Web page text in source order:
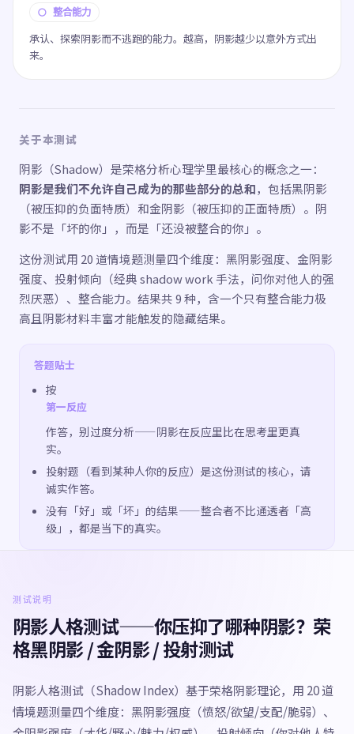
🌕 整合能力
承认、探索阴影而不逃跑的能力。越高，阴影越少以意外方式出
来。
关于本测试
阴影（Shadow）是荣格分析心理学里最核心的概念之一：
阴影是我们不允许自己成为的那些部分的总和，包括黑阴影
（被压抑的负面特质）和金阴影（被压抑的正面特质）。阴
影不是「坏的你」，而是「还没被整合的你」。
这份测试用 20 道情境题测量四个维度：黑阴影强度、金阴影
强度、投射倾向（经典 shadow work 手法，问你对他人的强
烈厌恶）、整合能力。结果共 9 种，含一个只有整合能力极
高且阴影材料丰富才能触发的隐藏结果。
答题贴士
按
第一反应
作答，别过度分析——阴影在反应里比在思考里更真
实。
投射题（看到某种人你的反应）是这份测试的核心，请
诚实作答。
没有「好」或「坏」的结果——整合者不比通透者「高
级」，都是当下的真实。
测试说明
阴影人格测试——你压抑了哪种阴影？荣
格黑阴影 / 金阴影 / 投射测试
阴影人格测试（Shadow Index）基于荣格阴影理论，用 20 道
情境题测量四个维度：黑阴影强度（愤怒/欲望/支配/脆弱）、